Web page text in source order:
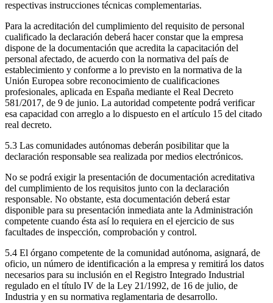
respectivas instrucciones técnicas complementarias.
Para la acreditación del cumplimiento del requisito de personal
cualificado la declaración deberá hacer constar que la empresa
dispone de la documentación que acredita la capacitación del
personal afectado, de acuerdo con la normativa del país de
establecimiento y conforme a lo previsto en la normativa de la
Unión Europea sobre reconocimiento de cualificaciones
profesionales, aplicada en España mediante el Real Decreto
581/2017, de 9 de junio. La autoridad competente podrá verificar
esa capacidad con arreglo a lo dispuesto en el artículo 15 del citado
real decreto.
5.3 Las comunidades autónomas deberán posibilitar que la
declaración responsable sea realizada por medios electrónicos.
No se podrá exigir la presentación de documentación acreditativa
del cumplimiento de los requisitos junto con la declaración
responsable. No obstante, esta documentación deberá estar
disponible para su presentación inmediata ante la Administración
competente cuando ésta así lo requiera en el ejercicio de sus
facultades de inspección, comprobación y control.
5.4 El órgano competente de la comunidad autónoma, asignará, de
oficio, un número de identificación a la empresa y remitirá los datos
necesarios para su inclusión en el Registro Integrado Industrial
regulado en el título IV de la Ley 21/1992, de 16 de julio, de
Industria y en su normativa reglamentaria de desarrollo.